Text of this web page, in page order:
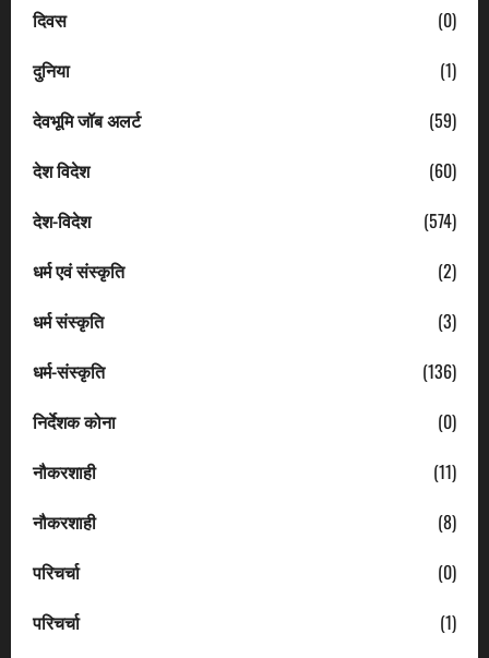
दिवस
(0)
दुनिया
(1)
देवभूमि जॉब अलर्ट
(59)
देश विदेश
(60)
देश-विदेश
(574)
धर्म एवं संस्कृति
(2)
धर्म संस्कृति
(3)
धर्म-संस्कृति
(136)
निर्देशक कोना
(0)
नौकरशाही
(11)
नौकरशाही
(8)
परिचर्चा
(0)
परिचर्चा
(1)